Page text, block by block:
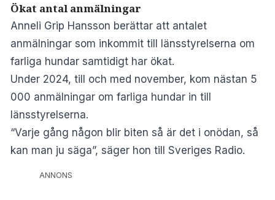
Ökat antal anmälningar
Anneli Grip Hansson berättar att antalet
anmälningar som inkommit till länsstyrelserna om
farliga hundar samtidigt har ökat.
Under 2024, till och med november, kom nästan 5
000 anmälningar om farliga hundar in till
länsstyrelserna.
“Varje gång någon blir biten så är det i onödan, så
kan man ju säga”, säger hon till Sveriges Radio.
ANNONS